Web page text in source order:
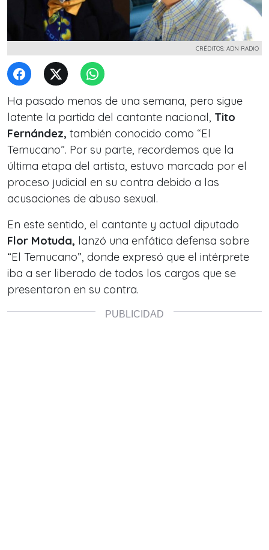
CRÉDITOS: ADN RADIO
Ha pasado menos de una semana, pero sigue
latente la partida del cantante nacional, Tito
Fernández, también conocido como “El
Temucano”. Por su parte, recordemos que la
última etapa del artista, estuvo marcada por el
proceso judicial en su contra debido a las
acusaciones de abuso sexual.
En este sentido, el cantante y actual diputado
Flor Motuda, lanzó una enfática defensa sobre
“El Temucano”, donde expresó que el intérprete
iba a ser liberado de todos los cargos que se
presentaron en su contra.